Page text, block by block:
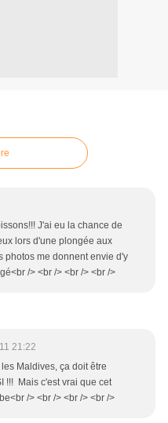
J'ai eu la chance de
lors d'une plongée aux
photos me donnent envie d'y
/> <br /> <br /> <br />
21:22
Maldives, ça doit être
!!! Mais c'est vrai que cet
/> <br /> <br /> <br />